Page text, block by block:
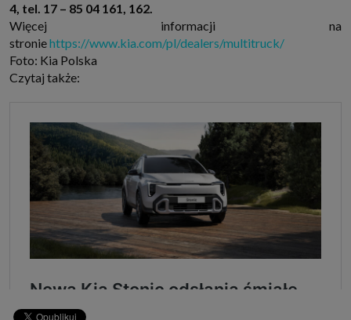
4, tel. 17 – 85 04 161, 162.
Więcej informacji na
stroniehttps://www.kia.com/pl/dealers/multitruck/
Foto: Kia Polska
Czytaj także: